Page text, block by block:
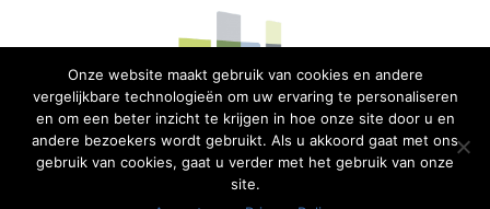
Onze website maakt gebruik van cookies en andere
vergelijkbare technologieën om uw ervaring te personaliseren
en om een beter inzicht te krijgen in hoe onze site door u en
andere bezoekers wordt gebruikt. Als u akkoord gaat met ons
gebruik van cookies, gaat u verder met het gebruik van onze
site.